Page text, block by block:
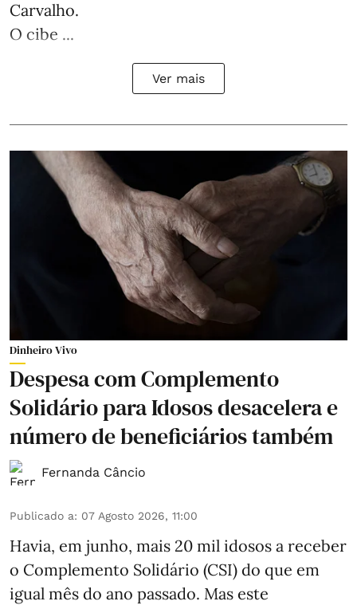
Carvalho.
O cibe ...
Ver mais
Dinheiro Vivo
Despesa com Complemento
Solidário para Idosos desacelera e
número de beneficiários também
Fernanda Câncio
Publicado a: 07 Agosto 2026, 11:00
Havia, em junho, mais 20 mil idosos a receber
o Complemento Solidário (CSI) do que em
igual mês do ano passado. Mas este